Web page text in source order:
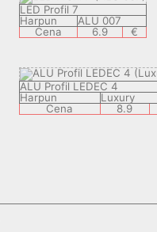
LED Profil 7
Harpun
ALU 007
Cena
6.9 €
ALU Profil LEDEC 4
Harpun
Luxury
Cena
8.9